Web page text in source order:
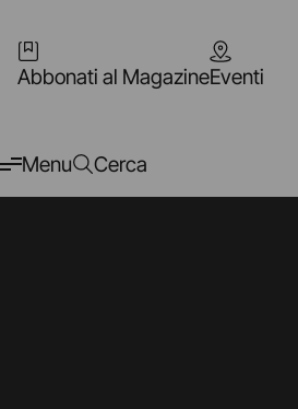
Abbonati al MagazineEventi
Menu Cerca